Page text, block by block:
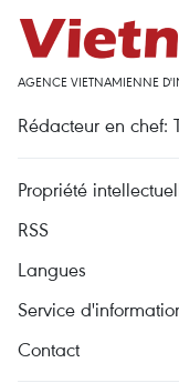
AGENCE VIETNAMIENNE
Rédacteur en chef:
Propriété
RSS
Langues
Service
Contact